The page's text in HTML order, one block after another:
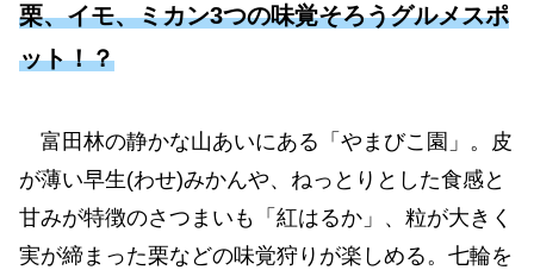
栗、イモ、ミカン3つの味覚そろうグルメスポ
ット！？
富田林の静かな山あいにある「やまびこ園」。皮
が薄い早生(わせ)みかんや、ねっとりとした食感と
甘みが特徴のさつまいも「紅はるか」、粒が大きく
実が締まった栗などの味覚狩りが楽しめる。七輪を